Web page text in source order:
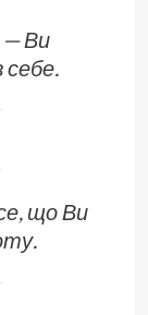
— Ви
що Ви